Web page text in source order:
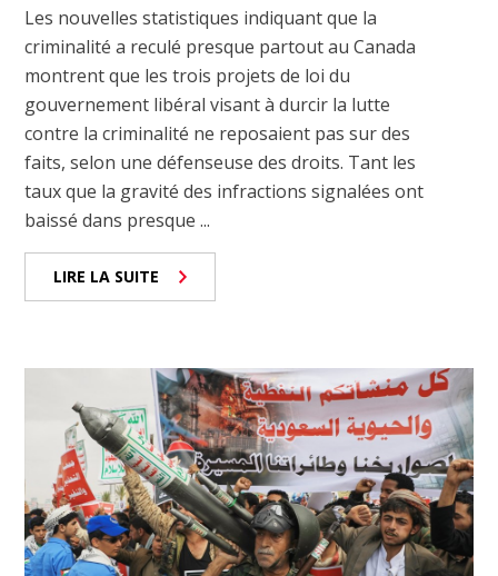
Les nouvelles statistiques indiquant que la
criminalité a reculé presque partout au Canada
montrent que les trois projets de loi du
gouvernement libéral visant à durcir la lutte
contre la criminalité ne reposaient pas sur des
faits, selon une défenseuse des droits. Tant les
taux que la gravité des infractions signalées ont
baissé dans presque ...
LIRE LA SUITE